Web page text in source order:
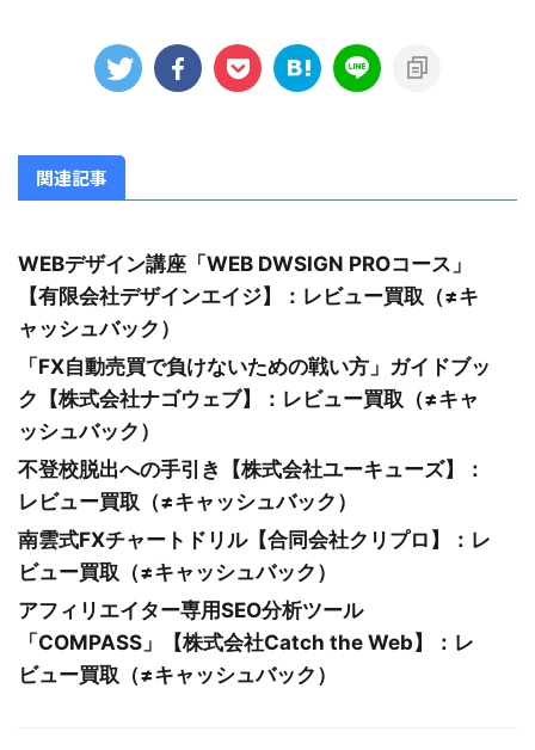
関連記事
WEBデザイン講座「WEB DWSIGN PROコース」
【有限会社デザインエイジ】：レビュー買取（≠キ
ャッシュバック）
「FX自動売買で負けないための戦い方」ガイドブッ
ク【株式会社ナゴウェブ】：レビュー買取（≠キャ
ッシュバック）
不登校脱出への手引き【株式会社ユーキューズ】：
レビュー買取（≠キャッシュバック）
南雲式FXチャートドリル【合同会社クリプロ】：レ
ビュー買取（≠キャッシュバック）
アフィリエイター専用SEO分析ツール
「COMPASS」【株式会社Catch the Web】：レ
ビュー買取（≠キャッシュバック）